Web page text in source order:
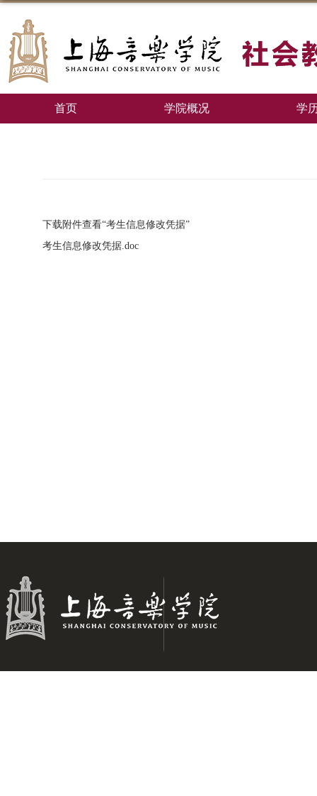
首页 学院概况 学
下载附件查看“考生信息修改凭据”
考生信息修改凭据.doc